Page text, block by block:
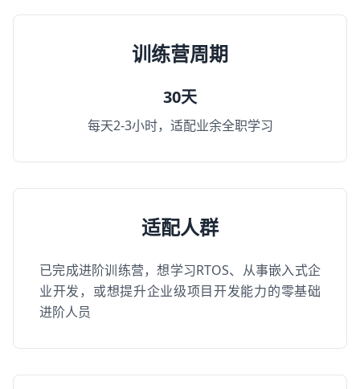
训练营周期
30天
每天2-3小时，适配业余全职学习
适配人群
已完成进阶训练营，想学习RTOS、从事嵌入式企
业开发，或想提升企业级项目开发能力的零基础
进阶人员